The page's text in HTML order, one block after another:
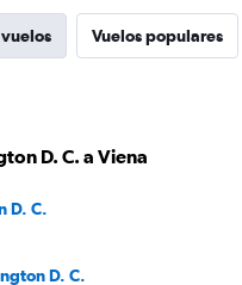
Vuelos populares
D. C. a Viena
D. C.
D. C.